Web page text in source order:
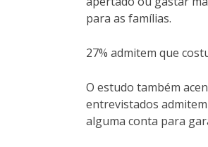
para as famílias.
27% admitem que
O estudo também
entrevistados
alguma conta para